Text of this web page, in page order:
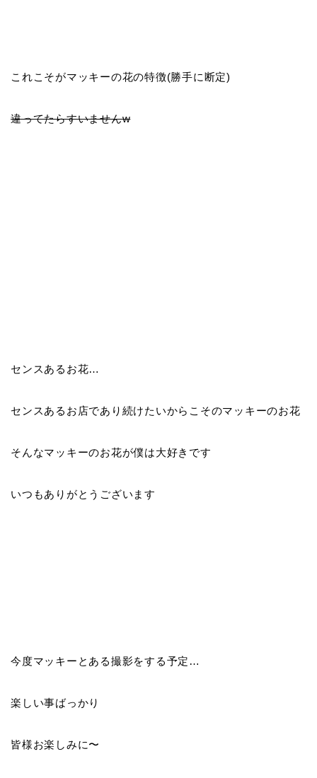
これこそがマッキーの花の特徴(勝手に断定)
違ってたらすいませんw
センスあるお花…
センスあるお店であり続けたいからこそのマッキーのお花
そんなマッキーのお花が僕は大好きです
いつもありがとうございます
今度マッキーとある撮影をする予定…
楽しい事ばっかり
皆様お楽しみに〜